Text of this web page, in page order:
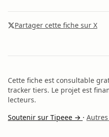
Partager cette fiche sur X
Cette fiche est consultable
tracker tiers. Le projet est
lecteurs.
Soutenir sur Tipeee → ·